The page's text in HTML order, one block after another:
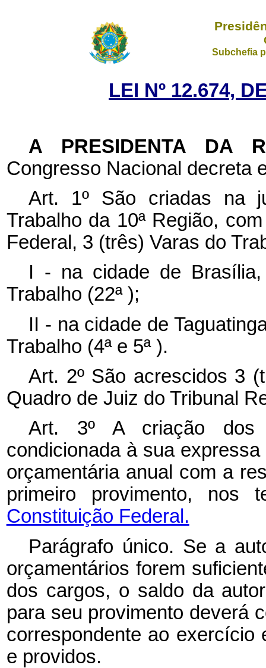
Subchefia
LEI Nº 12.674,
A PRESIDENTA DA
Congresso Nacional decreta
Art. 1º São criadas na
Trabalho da 10ª Região,
Federal, 3 (três) Varas do
I - na cidade de
Trabalho (22ª );
II - na cidade de
Trabalho (4ª e 5ª ).
Art. 2º São acrescidos 3
Quadro de Juiz do Tribunal
Art. 3º A criação dos
condicionada à sua
orçamentária anual com a
primeiro provimento, nos
Constituição Federal.
Parágrafo único. Se a
orçamentários forem
dos cargos, o saldo da
para seu provimento deverá
correspondente ao exercício
e providos.